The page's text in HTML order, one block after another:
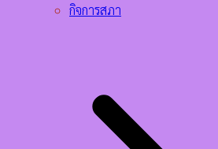
กิจการสภา